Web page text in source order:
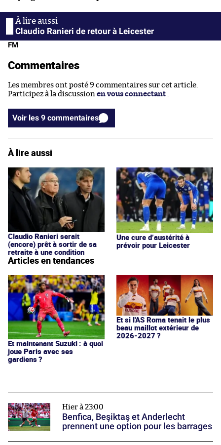
Claudio Ranieri de retour à Leicester
FM
Commentaires
Les membres ont posté 9 commentaires sur cet article.
Participez à la discussion en vous connectant .
Voir les 9 commentaires
À lire aussi
Claudio Ranieri serait
(encore) prêt à sortir de sa
retraite à une condition
Une cure d’austérité à
prévoir pour Leicester
Articles en tendances
Et maintenant Suzuki : à quoi
joue Paris avec ses
gardiens ?
Et si l'AS Roma tenait le plus
beau maillot extérieur de
2026-2027 ?
Hier à 23:00
Benfica, Beşiktaş et Anderlecht
prennent une option pour les barrages